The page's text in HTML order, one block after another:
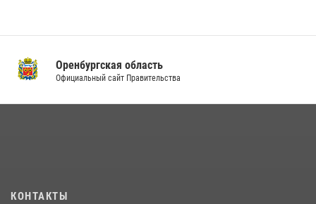
Росгвардии по Оренбургской области и командующего 31 ракетной
армией
Оренбургская область
Официальный сайт Правительства
КОНТАКТЫ